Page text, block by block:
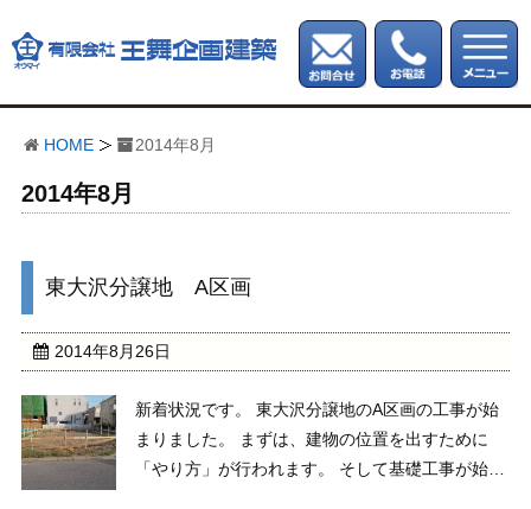
HOME 2014年8月
2014年8月
東大沢分譲地 A区画
2014年8月26日
新着状況です。 東大沢分譲地のA区画の工事が始
まりました。 まずは、建物の位置を出すために
「やり方」が行われます。 そして基礎工事が始ま